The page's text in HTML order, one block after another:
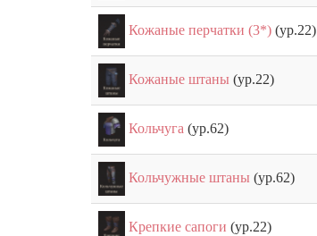
Кожаные перчатки (3*) (ур.22)
Кожаные штаны (ур.22)
Кольчуга (ур.62)
Кольчужные штаны (ур.62)
Крепкие сапоги (ур.22)